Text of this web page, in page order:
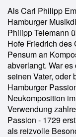
Als Carl Philipp
Hamburger
Philipp Telemann
Hofe Friedrich
Pensum an
abverlangt. War
seinen Vater, oder
Hamburger
Neukomposition
Verwendung
Passion - 1729
als reizvolle